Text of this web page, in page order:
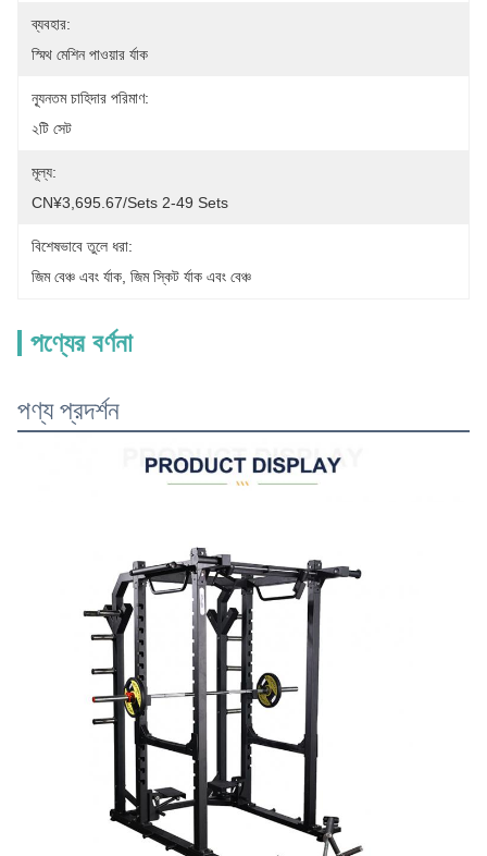
ব্যবহার:
স্মিথ মেশিন পাওয়ার র্যাক
ন্যূনতম চাহিদার পরিমাণ:
২টি সেট
মূল্য:
CN¥3,695.67/sets 2-49 Sets
বিশেষভাবে তুলে ধরা:
জিম বেঞ্চ এবং র্যাক জিম স্কিট র্যাক এবং বেঞ্চ
পণ্যের বর্ণনা
পণ্য প্রদর্শন